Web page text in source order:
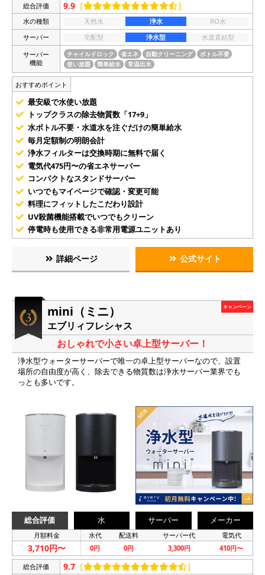
総合評価 9.9 ［ ］
水の種類 天然水 浄水
RO水
サーバー
宅配型 浄水型
水道直結型
サーバー
機能
チャイルドロック 省エネ 自動クリーニング
ボトル不要
使い放題
簡単給水 常温出水
おすすめポイント
最安級で水使い放題
トップクラスの除去物質数「17+9」
水ボトル不要・水道水を注ぐだけの簡単給水
毎月定額制の明朗会計
浄水フィルターは交換時期に無料で届く
電気代475円〜の省エネサーバー
コンパクトなスタンドサーバー
いつでもマイページで確認・変更可能
料理にフィットしたこだわり設計
UV殺菌機能搭載でいつでもクリーン
停電時も使用できる非常用電源ユニットあり
詳細ページ 公式サイト
mini（ミニ）
エブリィフレシャス
キャンペーン
おしゃれで小さい卓上型サーバー！
浄水型ウォーターサーバーで唯一の卓上型サーバーなので、設置
場所の自由度が高く、除去できる物質数は浄水サーバー業界でも
っとも多いです。
総合評価 水 サーバー メーカー
月額料金 水代 配送料 サーバー代 電気代
3,710円〜 0円 0円 3,300円 410円〜
総合評価 9.7 ［ ］